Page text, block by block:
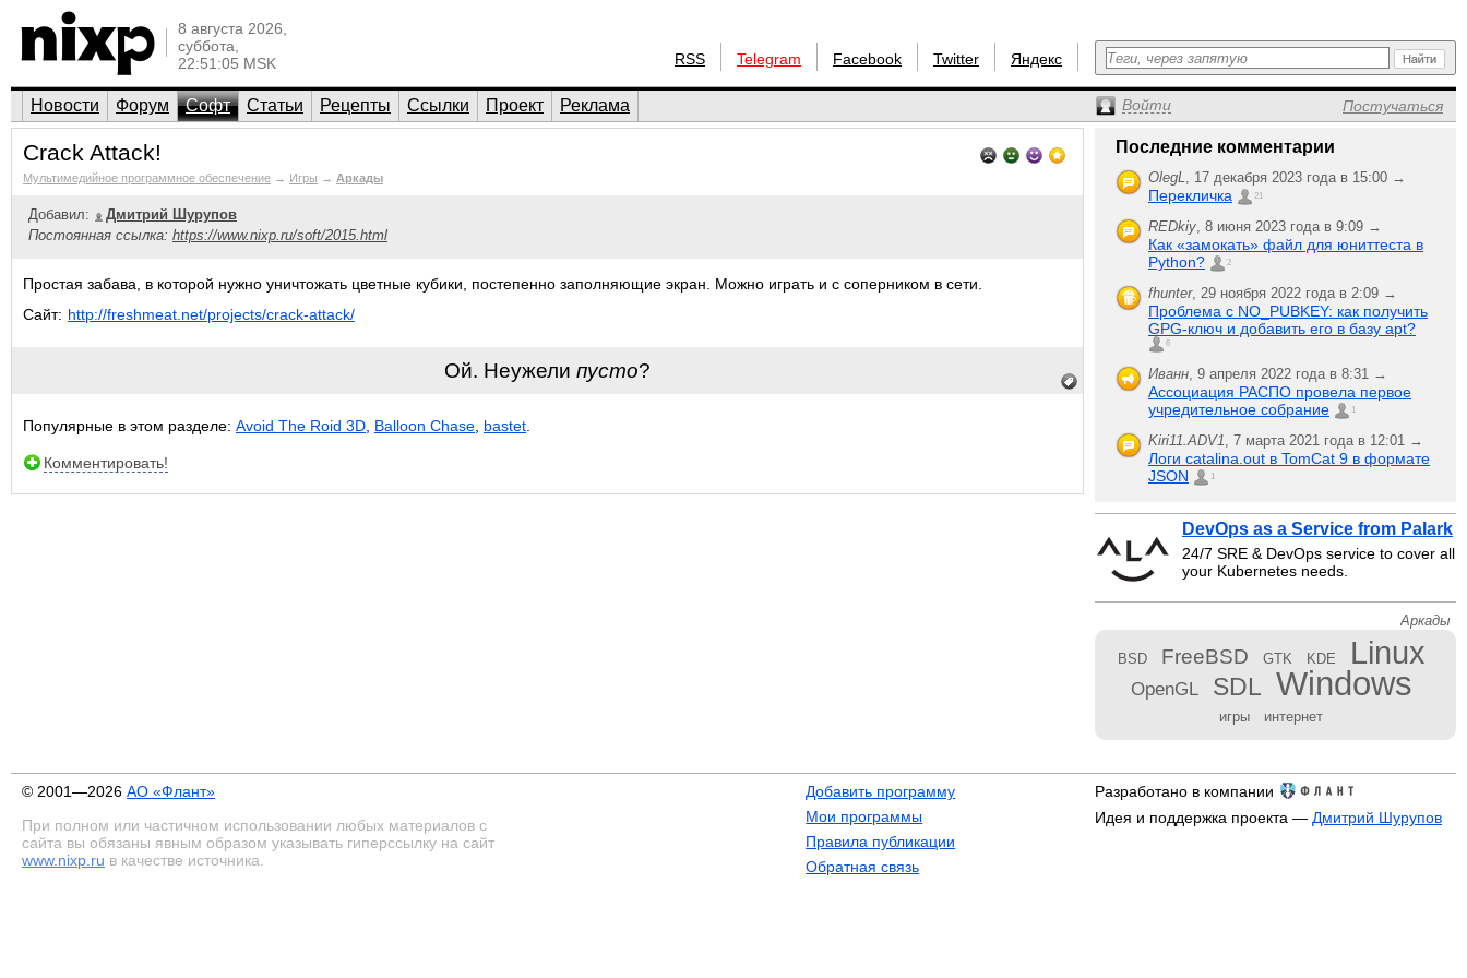
8 августа 2026,
суббота,
22:51:05 MSK
RSS Telegram Facebook Twitter Яндекс
Новости Форум Софт Статьи Рецепты Ссылки Проект Реклама Войти Постучаться
Crack Attack!
Мультимедийное программное обеспечение → Игры → Аркады
Добавил:
Дмитрий Шурупов
Постоянная ссылка: https://www.nixp.ru/soft/2015.html
Простая забава, в которой нужно уничтожать цветные кубики, постепенно заполняющие экран. Можно играть и с соперником в сети.
Сайт: http://freshmeat.net/projects/crack-attack/
Ой. Неужели пусто?
Популярные в этом разделе: Avoid The Roid 3D Balloon Chase bastet
Комментировать!
Последние комментарии
OlegL, 17 декабря 2023 года в 15:00 →
Перекличка 21
REDkiy, 8 июня 2023 года в 9:09 →
Как «замокать» файл для юниттеста в
Python?
2
fhunter, 29 ноября 2022 года в 2:09 →
Проблема с NO_PUBKEY: как получить
GPG-ключ и добавить его в базу apt?
6
Иванн, 9 апреля 2022 года в 8:31 →
Ассоциация РАСПО провела первое
учредительное собрание
1
Kiri11.ADV1, 7 марта 2021 года в 12:01 →
Логи catalina.out в TomCat 9 в формате
JSON
1
DevOps as a Service from Palark
24/7 SRE & DevOps service to cover all
your Kubernetes needs.
Аркады
BSD FreeBSD GTK KDE Linux
OpenGL SDL Windows
игры интернет
© 2001—2026 АО «Флант»
При полном или частичном использовании любых материалов с
сайта вы обязаны явным образом указывать гиперссылку на сайт
www.nixp.ru в качестве источника.
Добавить программу
Мои программы
Правила публикации
Обратная связь
Разработано в компании
Идея и поддержка проекта — Дмитрий Шурупов